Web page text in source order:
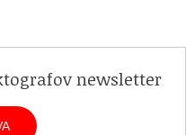
newsletter